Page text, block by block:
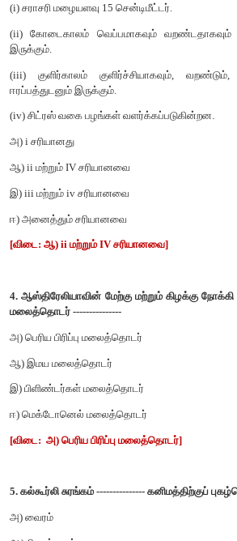
அ) பனாமா கால்வாய்
ஆ) அஸ்வான் கால்வாய்
இ) சூயஸ் கால்வாய்
[விடை: இ) சூயஸ் கால்வாய்]
3. மத்திய தரைக்கடல் காலநிலையோடு
கருத்தில் கொண்டு சரியான விடையைத்
(i) சராசரி மழையளவு 15 சென்டிமீட்டர்.
இருக்கும்.
(iii) குளிர்காலம்
ஈரப்பத்துடனும் இருக்கும்.
(iv) சிட்ரஸ் வகை பழங்கள்
அ) i சரியானது
இ) iii மற்றும் iv சரியானவை
ஈ) அனைத்தும் சரியானவை